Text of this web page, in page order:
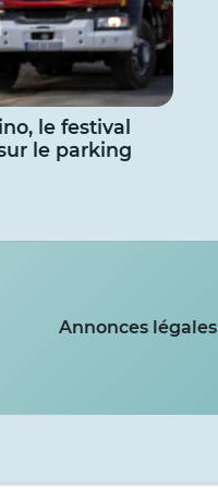
le festival
le parking
Annonces légales